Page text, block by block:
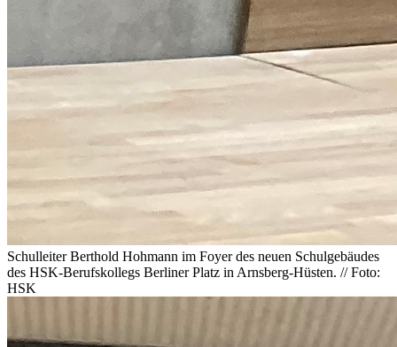
Schulleiter Berthold Hohmann im Foyer des neuen Schulgebäudes
des HSK-Berufskollegs Berliner Platz in Arnsberg-Hüsten. // Foto:
HSK